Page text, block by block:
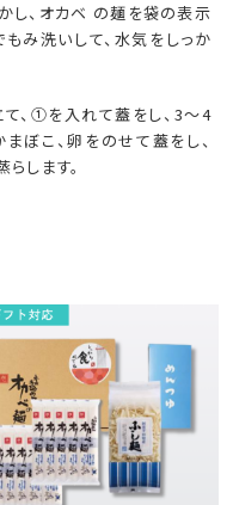
し、オカベ の麺を袋の表示
み洗いして、水気をしっか
、①を入れて蓋をし、3〜4
ぼこ、卵をのせて蓋をし、
します。